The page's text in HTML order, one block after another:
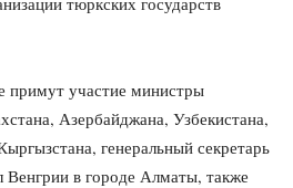
примут участие министры
Азербайджана, Узбекистана,
генеральный секретарь
Венгрии в городе Алматы, также